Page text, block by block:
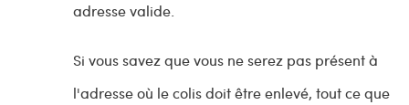
adresse valide.
Si vous savez que vous ne serez pas présent à
l'adresse où le colis doit être enlevé, tout ce que